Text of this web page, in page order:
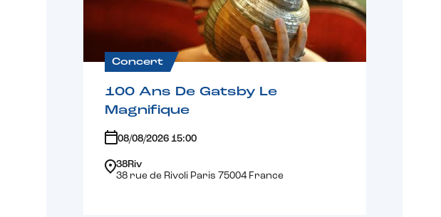
Concert
100 Ans De Gatsby Le
Magnifique
08/08/2026 15:00
38Riv
38 rue de Rivoli Paris 75004 France